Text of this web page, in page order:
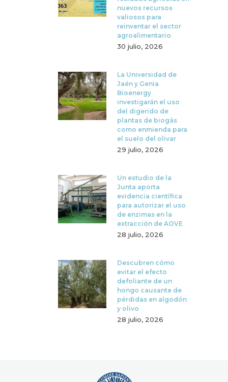
nuevos recursos
valiosos para
reinventar el sector
agroalimentario
30 julio, 2026
La Universidad de
Jaén y Genia
Bioenergy
investigarán el uso
del digerido de
plantas de biogás
como enmienda para
el suelo del olivar
29 julio, 2026
Un estudio de la
Junta aporta
evidencia científica
para autorizar el uso
de enzimas en la
extracción de AOVE
28 julio, 2026
Descubren cómo
evitar el efecto
defoliante de un
hongo causante de
pérdidas en algodón
y olivo
28 julio, 2026